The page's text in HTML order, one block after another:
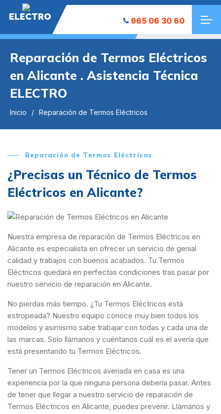
ELECTRO
"> 965 06 30 60
Reparación de Termos Eléctricos
en Alicante . Asistencia Técnica
ELECTRO
Inicio Reparación de Termos Eléctricos
Reparación de Termos Eléctricos
¿Precisas un Técnico de Termos
Eléctricos en Alicante?
Nuestra empresa de reparación de Termos Eléctricos en
Alicante es especialista en ofrecer un servicio de genial
calidad y trabajos con buenos acabados. Tu Termos
Eléctricos quedará en perfectas condiciones tras pasar por
nuestro servicio de reparación en Alicante.
No pierdas más tiempo. ¿Tu Termos Eléctricos está
estropeada? Nuestro equipo conoce muy bien todos los
modelos y asimismo sabe trabajar con todas y cada una de
las marcas. Solo llámanos y cuéntanos cuál es el avería que
está presentando tu Termos Eléctricos.
Tener un Termos Eléctricos averiada en casa es una
experiencia por la que ninguna persona debería pasar. Antes
de tener que llegar a nuestro servicio de reparación de
Termos Eléctricos en Alicante, puedes prevenir. Llámanos y